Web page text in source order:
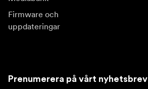
Firmware och
uppdateringar
Prenumerera på vårt nyhetsbrev